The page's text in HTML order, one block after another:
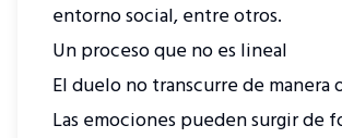
entorno social, entre otros.
Un proceso que no es lineal
El duelo no transcurre de manera
Las emociones pueden surgir de